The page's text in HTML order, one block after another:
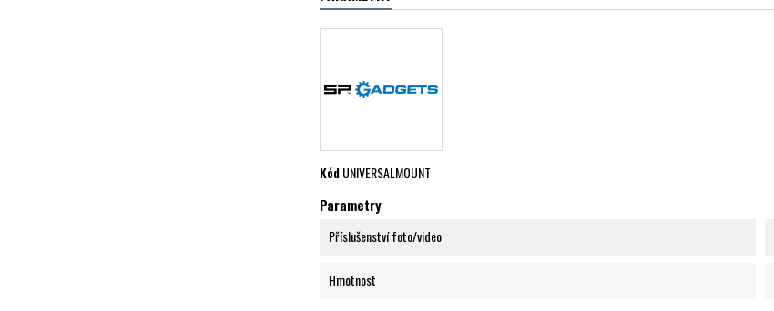
KódUNIVERSALMOUNT
Parametry
Příslušenství foto/video
Hmotnost